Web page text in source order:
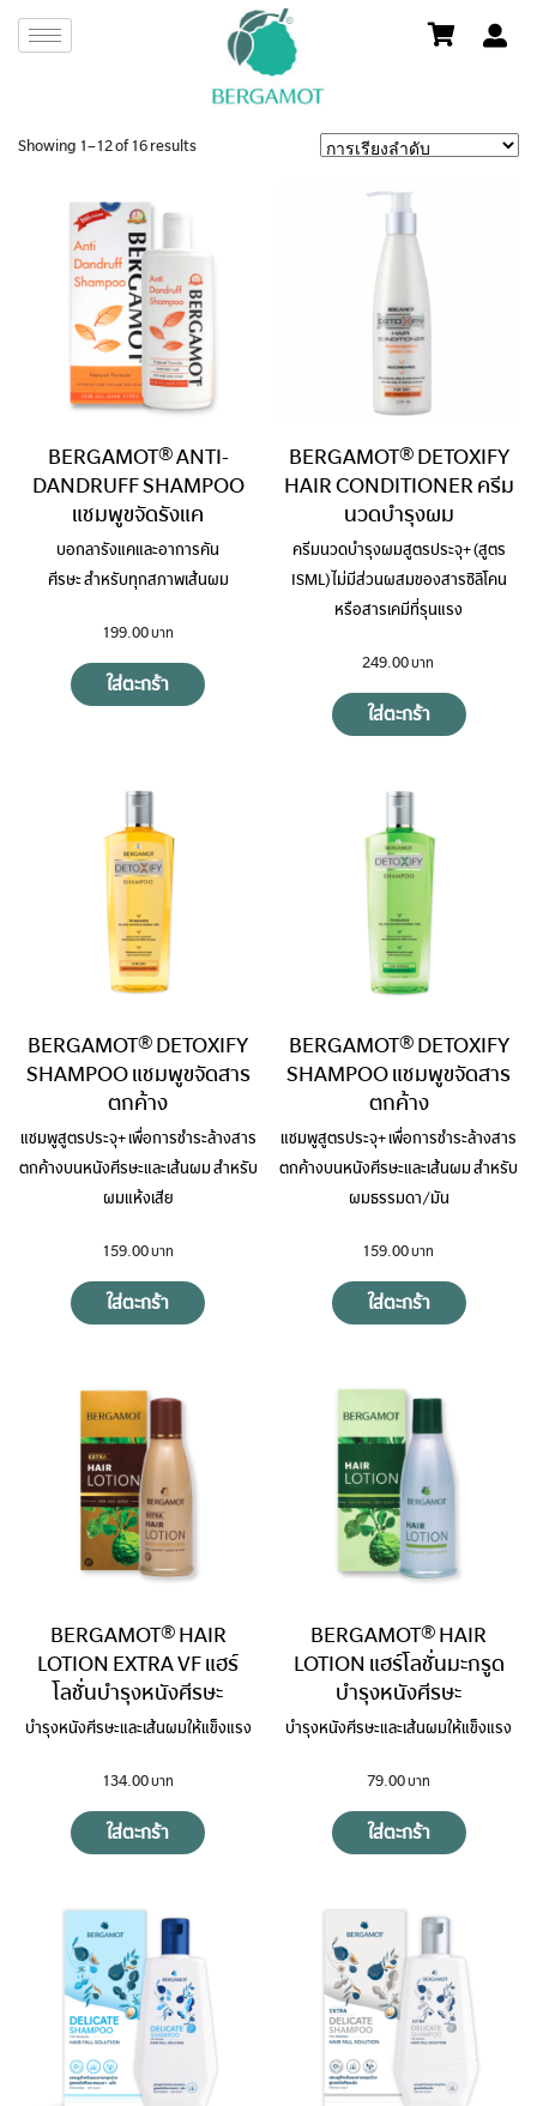
Showing 1–12 of 16 results
BERGAMOT® ANTI-
DANDRUFF SHAMPOO
แชมพูขจัดรังแค
บอกลารังแคและอาการคัน
ศีรษะ สำหรับทุกสภาพเส้นผม
199.00
ใส่ตะกร้า
BERGAMOT® DETOXIFY
HAIR CONDITIONER ครีม
นวดบำรุงผม
ครีมนวดบำรุงผมสูตรประจุ+ (สูตร
ISML) ไม่มีส่วนผสมของสารซิลิโคน
หรือสารเคมีที่รุนแรง
249.00
ใส่ตะกร้า
BERGAMOT® DETOXIFY
SHAMPOO แชมพูขจัดสาร
ตกค้าง
แชมพูสูตรประจุ+ เพื่อการชำระล้างสาร
ตกค้างบนหนังศีรษะและเส้นผม สำหรับ
ผมแห้งเสีย
159.00
ใส่ตะกร้า
BERGAMOT® DETOXIFY
SHAMPOO แชมพูขจัดสาร
ตกค้าง
แชมพูสูตรประจุ+ เพื่อการชำระล้างสาร
ตกค้างบนหนังศีรษะและเส้นผม สำหรับ
ผมธรรมดา/มัน
159.00
ใส่ตะกร้า
BERGAMOT® HAIR
LOTION EXTRA VF แฮร์
โลชั่นบำรุงหนังศีรษะ
บำรุงหนังศีรษะและเส้นผมให้แข็งแรง
134.00
ใส่ตะกร้า
BERGAMOT® HAIR
LOTION แฮร์โลชั่นมะกรูด
บำรุงหนังศีรษะ
บำรุงหนังศีรษะและเส้นผมให้แข็งแรง
79.00
ใส่ตะกร้า